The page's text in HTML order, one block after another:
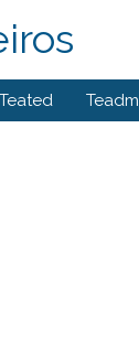
Teated